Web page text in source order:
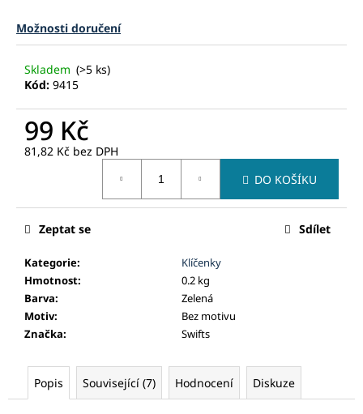
Možnosti doručení
Skladem (>5 ks)
Kód: 9415
99 Kč
81,82 Kč bez DPH
DO KOŠÍKU
Kategorie:
Klíčenky
Hmotnost:
0.2 kg
Barva:
Zelená
Motiv:
Bez motivu
Značka: Swifts
Zeptat se Sdílet
Popis Související (7) Hodnocení Diskuze
p
o
u
u
e